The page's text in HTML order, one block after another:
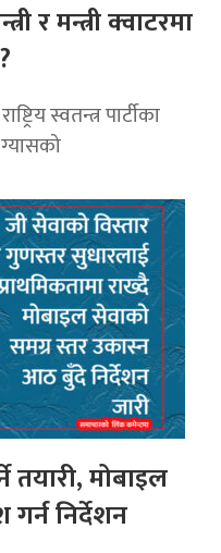
र मन्त्री क्वाटरमा
स्वतन्त्र पार्टीका
मोबाइल
निर्देशन